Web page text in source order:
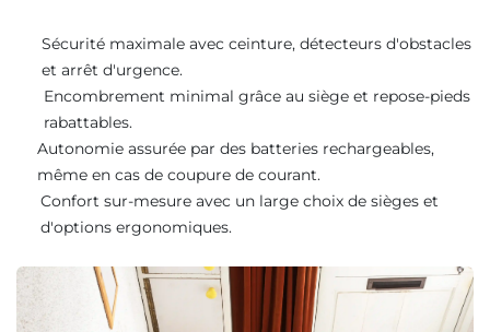
Sécurité maximale avec ceinture, détecteurs d'obstacles
et arrêt d'urgence.
Encombrement minimal grâce au siège et repose-pieds
rabattables.
Autonomie assurée par des batteries rechargeables,
même en cas de coupure de courant.
Confort sur-mesure avec un large choix de sièges et
d'options ergonomiques.